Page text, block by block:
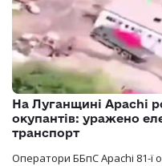
На Луганщині Apachi
окупантів: уражено
транспорт
Оператори ББпС Apachi 81-ї